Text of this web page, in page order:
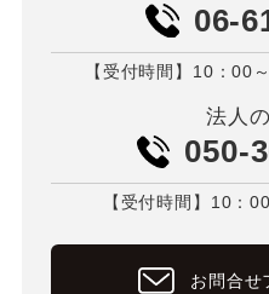
06-
【受付時間】10：00
法人
050-
【受付時間】10：
お問合せ